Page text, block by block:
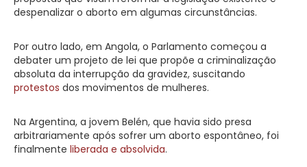
despenalizar o aborto em algumas circunstâncias.
Por outro lado, em Angola, o Parlamento começou a
debater um projeto de lei que propõe a criminalização
absoluta da interrupção da gravidez, suscitando
protestos dos movimentos de mulheres.
Na Argentina, a jovem Belén, que havia sido presa
arbitrariamente após sofrer um aborto espontâneo, foi
finalmente liberada e absolvida.